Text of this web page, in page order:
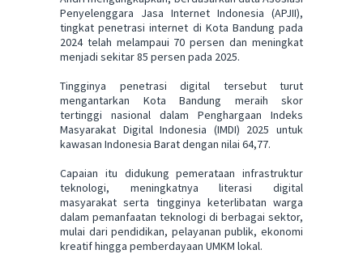
Penyelenggara Jasa Internet Indonesia (APJII),
tingkat penetrasi internet di Kota Bandung pada
2024 telah melampaui 70 persen dan meningkat
menjadi sekitar 85 persen pada 2025.
Tingginya penetrasi digital tersebut turut
mengantarkan Kota Bandung meraih skor
tertinggi nasional dalam Penghargaan Indeks
Masyarakat Digital Indonesia (IMDI) 2025 untuk
kawasan Indonesia Barat dengan nilai 64,77.
Capaian itu didukung pemerataan infrastruktur
teknologi, meningkatnya literasi digital
masyarakat serta tingginya keterlibatan warga
dalam pemanfaatan teknologi di berbagai sektor,
mulai dari pendidikan, pelayanan publik, ekonomi
kreatif hingga pemberdayaan UMKM lokal.